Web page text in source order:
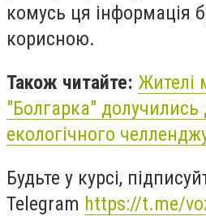
комусь ця інформація
корисною.
Також читайте: Жителі
"Болгарка" долучились
екологічного
Будьте у курсі,
Telegram https://t.me/